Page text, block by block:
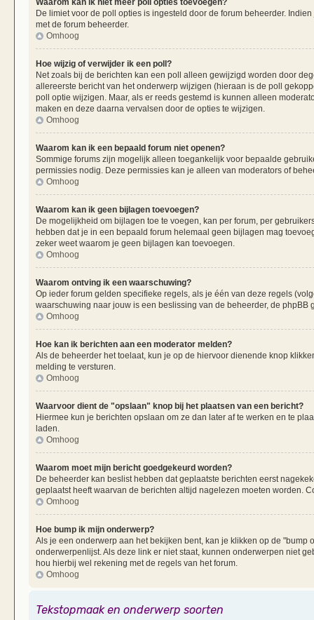
De limiet voor de poll opties is ingesteld door de forum beheerder.
met de forum beheerder.
Omhoog
Hoe wijzig of verwijder ik een poll?
Net zoals bij de berichten kan een poll alleen gewijzigd worden door
allereerste bericht van het onderwerp wijzigen (hieraan is de poll
poll optie wijzigen. Maar, als er reeds gestemd is kunnen alleen
maken en deze daarna vervalsen door de opties te wijzigen.
Omhoog
Waarom kan ik een bepaald forum niet openen?
Sommige forums zijn mogelijk alleen toegankelijk voor bepaalde
permissies nodig. Deze permissies kan je alleen van moderators of
Omhoog
Waarom kan ik geen bijlagen toevoegen?
De mogelijkheid om bijlagen toe te voegen, kan per forum, per
hebben dat je in een bepaald forum helemaal geen bijlagen mag
zeker weet waarom je geen bijlagen kan toevoegen.
Omhoog
Waarom ontving ik een waarschuwing?
Op ieder forum gelden specifieke regels, als je één van deze regels
waarschuwing naar jouw is een beslissing van de beheerder, de phpBB
Omhoog
Hoe kan ik berichten aan een moderator melden?
Als de beheerder het toelaat, kun je op de hiervoor dienende knop
melding te versturen.
Omhoog
Waarvoor dient de "opslaan" knop bij het plaatsen van een bericht?
Hiermee kun je berichten opslaan om ze dan later af te werken en te
laden.
Omhoog
Waarom moet mijn bericht goedgekeurd worden?
De beheerder kan beslist hebben dat geplaatste berichten eerst
geplaatst heeft waarvan de berichten altijd nagelezen moeten worden.
Omhoog
Hoe bump ik mijn onderwerp?
Als je een onderwerp aan het bekijken bent, kan je klikken op de
onderwerpenlijst. Als deze link er niet staat, kunnen onderwerpen niet
hou hierbij wel rekening met de regels van het forum.
Omhoog
Tekstopmaak en onderwerp soorten